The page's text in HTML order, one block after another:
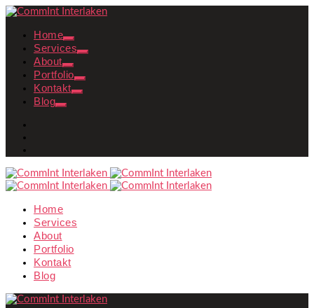
Home
Services
About
Portfolio
Kontakt
Blog
Home
Services
About
Portfolio
Kontakt
Blog